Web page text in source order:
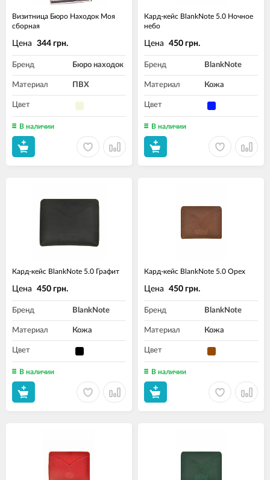
Визитница Бюро Находок Моя
сборная
Цена 344 грн.
Бренд Бюро находок
Материал ПВХ
Цвет
В наличии
Кард-кейс BlankNote 5.0 Ночное
небо
Цена 450 грн.
Бренд BlankNote
Материал Кожа
Цвет
В наличии
Кард-кейс BlankNote 5.0 Графит
Цена 450 грн.
Бренд BlankNote
Материал Кожа
Цвет
В наличии
Кард-кейс BlankNote 5.0 Орех
Цена 450 грн.
Бренд BlankNote
Материал Кожа
Цвет
В наличии